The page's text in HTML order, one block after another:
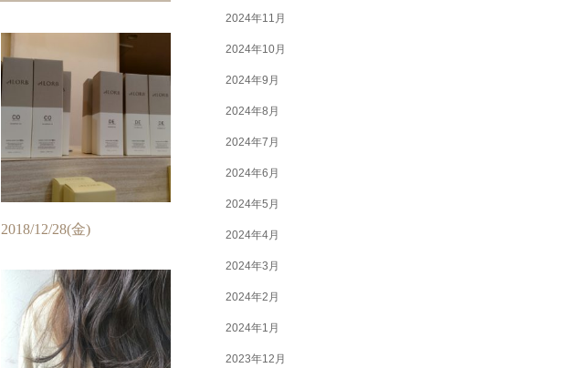
2018/12/28(金)
2024年11月
2024年10月
2024年9月
2024年8月
2024年7月
2024年6月
2024年5月
2024年4月
2024年3月
2024年2月
2024年1月
2023年12月